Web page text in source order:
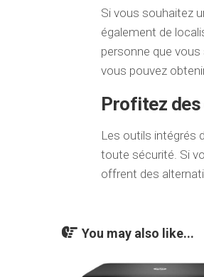
Si vous souhaitez
également de
personne que
vous pouvez
Profitez des
Les outils intégrés
toute sécurité. Si
offrent des
You may also like...